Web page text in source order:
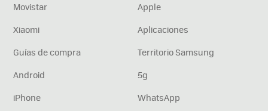
Movistar
Apple
Xiaomi
Aplicaciones
Guías de compra
Territorio Samsung
Android
5g
iPhone
WhatsApp